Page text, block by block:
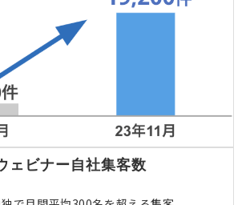
ェビナー自社集客数